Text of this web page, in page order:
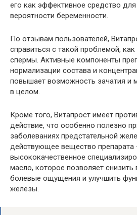
его как эффективное средство
вероятности беременности.
По отзывам пользователей,
справиться с такой проблемой,
спермы. Активные компоненты
нормализации состава и
повышает возможность зачатия и
в целом.
Кроме того, Витапрост имеет
действие, что особенно полезно
заболеваниях предстательной
действующее вещество препарата
высококачественное
масло, которое позволяет снизить
болевые ощущения и улучшить
железы.